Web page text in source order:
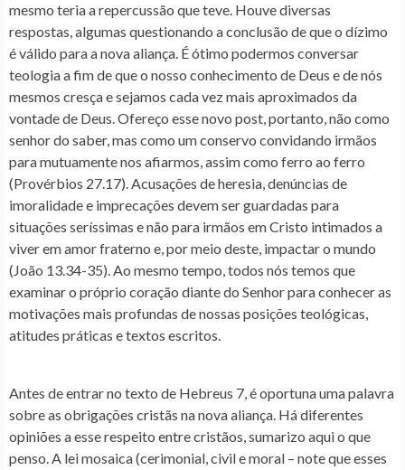
mesmo teria a repercussão que teve. Houve diversas
respostas, algumas questionando a conclusão de que o dízimo
é válido para a nova aliança. É ótimo podermos conversar
teologia a fim de que o nosso conhecimento de Deus e de nós
mesmos cresça e sejamos cada vez mais aproximados da
vontade de Deus. Ofereço esse novo post, portanto, não como
senhor do saber, mas como um conservo convidando irmãos
para mutuamente nos afiarmos, assim como ferro ao ferro
(Provérbios 27.17). Acusações de heresia, denúncias de
imoralidade e imprecações devem ser guardadas para
situações seríssimas e não para irmãos em Cristo intimados a
viver em amor fraterno e, por meio deste, impactar o mundo
(João 13.34-35). Ao mesmo tempo, todos nós temos que
examinar o próprio coração diante do Senhor para conhecer as
motivações mais profundas de nossas posições teológicas,
atitudes práticas e textos escritos.
Antes de entrar no texto de Hebreus 7, é oportuna uma palavra
sobre as obrigações cristãs na nova aliança. Há diferentes
opiniões a esse respeito entre cristãos, sumarizo aqui o que
penso. A lei mosaica (cerimonial, civil e moral – note que esses